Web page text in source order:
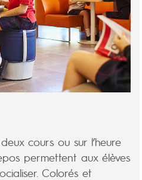
cours ou sur l’heure
permettent aux élèves
Colorés et